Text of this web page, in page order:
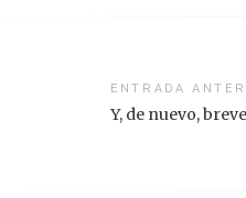
Navegación
ENTRADA
Y, de nuevo,